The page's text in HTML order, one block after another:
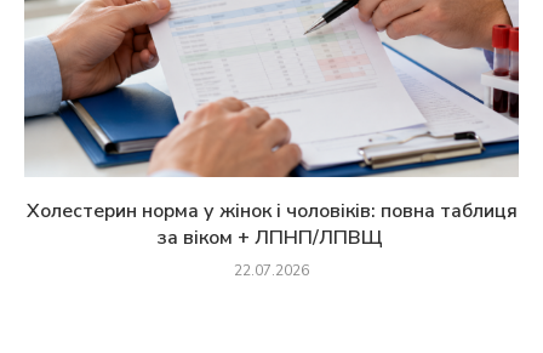
Холестерин норма у жінок і чоловіків: повна таблиця
за віком + ЛПНП/ЛПВЩ
22.07.2026